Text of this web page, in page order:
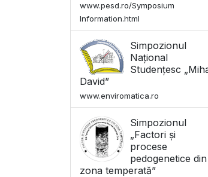
www.pesd.ro/Symposium
Information.html
Simpozionul
Național
Studențesc
David”
www.enviromatica.ro
Simpozionul
„Factori și
procese
pedogenetice din
zona temperată”